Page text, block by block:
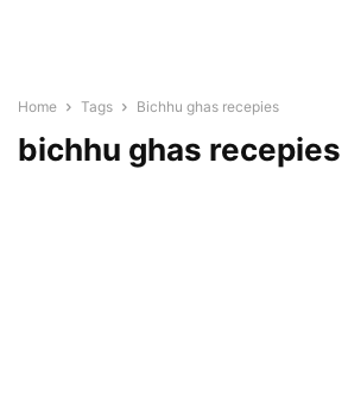
Home Tags Bichhu ghas recepies
bichhu ghas recepies